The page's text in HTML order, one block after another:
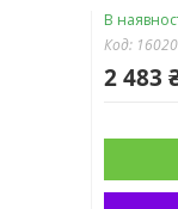
В
Код: 16020
2 483